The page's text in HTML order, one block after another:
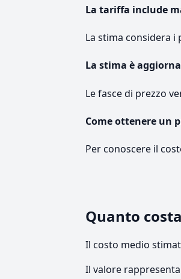
La tariffa include
La stima considera
La stima è
Le fasce di prezzo
Come ottenere un
Per conoscere il
Quanto
Il costo medio
Il valore